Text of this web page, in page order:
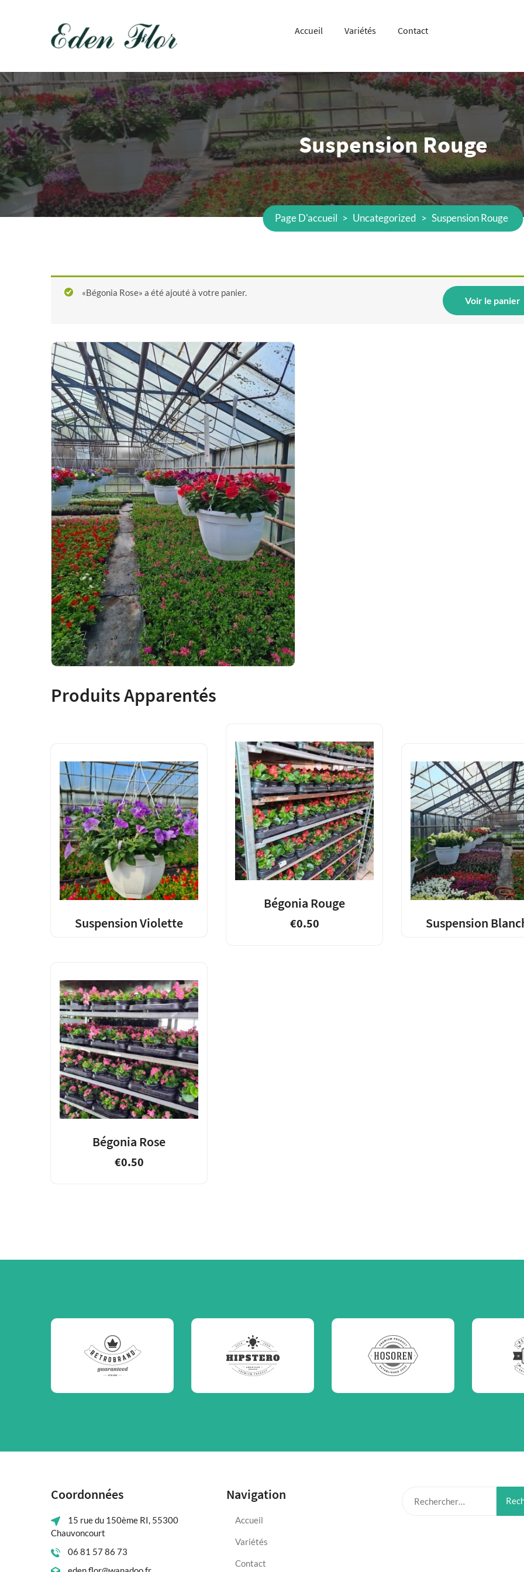
Accueil Variétés Contact
Suspension Rouge
Page D'accueil > Uncategorized > Suspension Rouge
Voir le panier
«Bégonia Rose» a été ajouté à votre panier.
Produits Apparentés
Suspension Violette
Bégonia Rouge
€0.50 Suspension
Bégonia Rose
€0.50
Coordonnées
15 rue du 150ème RI, 55300
Chauvoncourt
06 81 57 86 73
Navigation
Accueil
Variétés
Contact